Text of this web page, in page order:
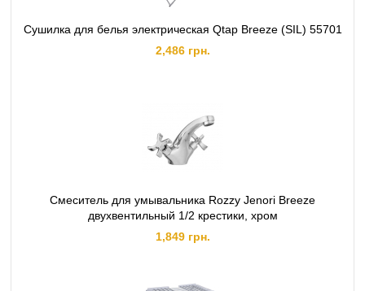
Сушилка для белья электрическая Qtap Breeze (SIL) 55701
2,486 грн.
Смеситель для умывальника Rozzy Jenori Breeze
двухвентильный 1/2 крестики, хром
1,849 грн.